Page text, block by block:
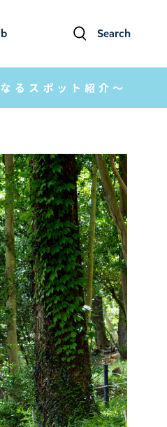
Search
るスポット紹介～